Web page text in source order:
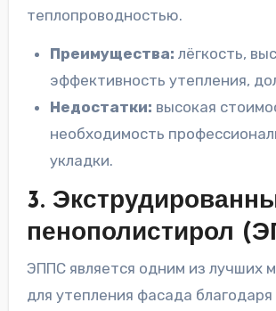
теплопроводностью.
Преимущества: лёгкость,
эффективность утепления,
Недостатки: высокая
необходимость
укладки.
3.
пенополистирол
ЭППС является одним из лучших
для утепления фасада благодаря